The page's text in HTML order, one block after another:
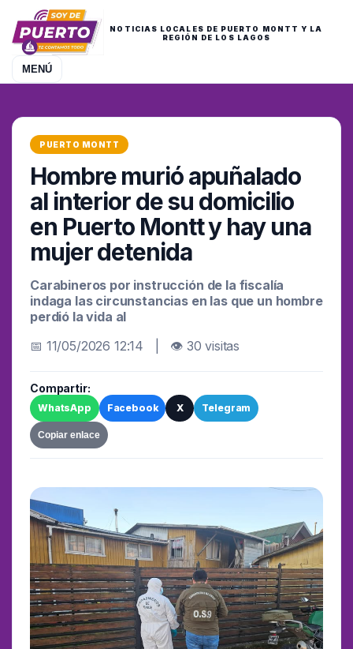
NOTICIAS LOCALES DE PUERTO MONTT Y LA
REGIÓN DE LOS LAGOS
MENÚ
PUERTO MONTT
Hombre murió apuñalado
al interior de su domicilio
en Puerto Montt y hay una
mujer detenida
Carabineros por instrucción de la fiscalía
indaga las circunstancias en las que un hombre
perdió la vida al
📅 11/05/2026 12:14 | 👁 30 visitas
Compartir:
WhatsApp Facebook X Telegram
Copiar enlace